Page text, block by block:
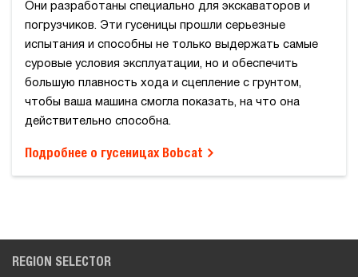
Они разработаны специально для экскаваторов и
погрузчиков. Эти гусеницы прошли серьезные
испытания и способны не только выдержать самые
суровые условия эксплуатации, но и обеспечить
большую плавность хода и сцепление с грунтом,
чтобы ваша машина смогла показать, на что она
действительно способна.
Подробнее о гусеницах Bobcat
REGION SELECTOR